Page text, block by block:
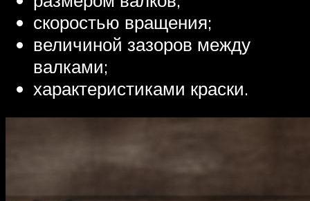
скоростью вращения;
величиной зазоров между
валками;
характеристиками краски.